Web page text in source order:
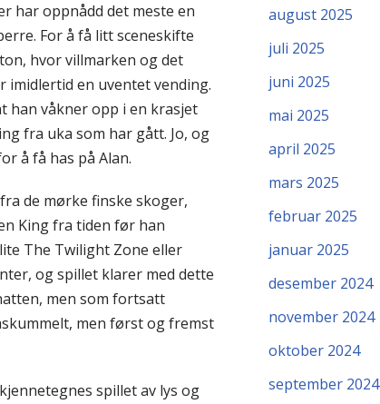
har oppnådd det meste en
For å få litt sceneskifte
hvor villmarken og det
imidlertid en uventet vending.
han våkner opp i en krasjet
fra uka som har gått. Jo, og
å få has på Alan.
de mørke finske skoger,
King fra tiden før han
The Twilight Zone eller
og spillet klarer med dette
men som fortsatt
men først og fremst
spillet av lys og
august 2025
juli 2025
juni 2025
mai 2025
april 2025
mars 2025
februar 2025
januar 2025
desember 2024
november 2024
oktober 2024
september 2024